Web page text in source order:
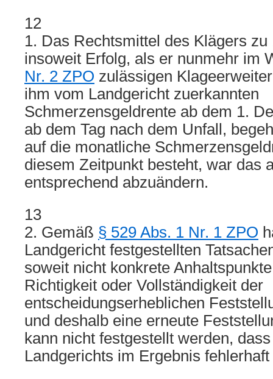
12
1. Das Rechtsmittel des Klägers zu
insoweit Erfolg, als er nunmehr im
Nr. 2 ZPO zulässigen
ihm vom Landgericht zuerkannten
Schmerzensgeldrente ab dem 1.
ab dem Tag nach dem Unfall,
auf die monatliche
diesem Zeitpunkt besteht, war das
entsprechend abzuändern.
13
2. Gemäß § 529 Abs. 1 Nr. 1 ZPO
Landgericht festgestellten
soweit nicht konkrete
Richtigkeit oder Vollständigkeit der
entscheidungserheblichen
und deshalb eine erneute
kann nicht festgestellt werden,
Landgerichts im Ergebnis fehlerhaft